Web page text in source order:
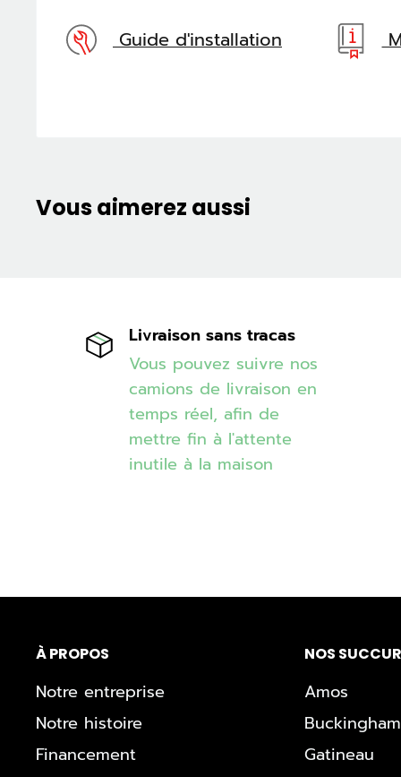
Guide d'installation
Vous aimerez aussi
Livraison sans tracas
Vous pouvez suivre nos
camions de livraison en
temps réel, afin de
mettre fin à l'attente
inutile à la maison
À PROPOS
Notre entreprise
Notre histoire
Financement
NOS
Amos
Gatineau